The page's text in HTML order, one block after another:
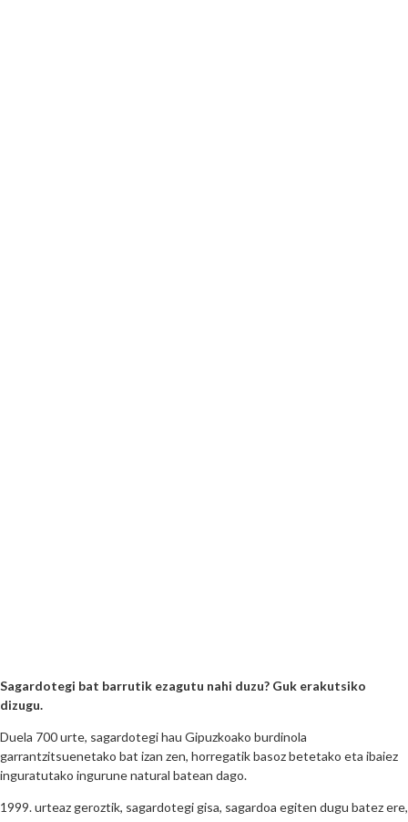
Sagardotegi bat barrutik ezagutu nahi duzu? Guk erakutsiko
dizugu.
Duela 700 urte, sagardotegi hau Gipuzkoako burdinola
garrantzitsuenetako bat izan zen, horregatik basoz betetako eta ibaiez
inguratutako ingurune natural batean dago.
1999. urteaz geroztik, sagardotegi gisa, sagardoa egiten dugu batez ere,